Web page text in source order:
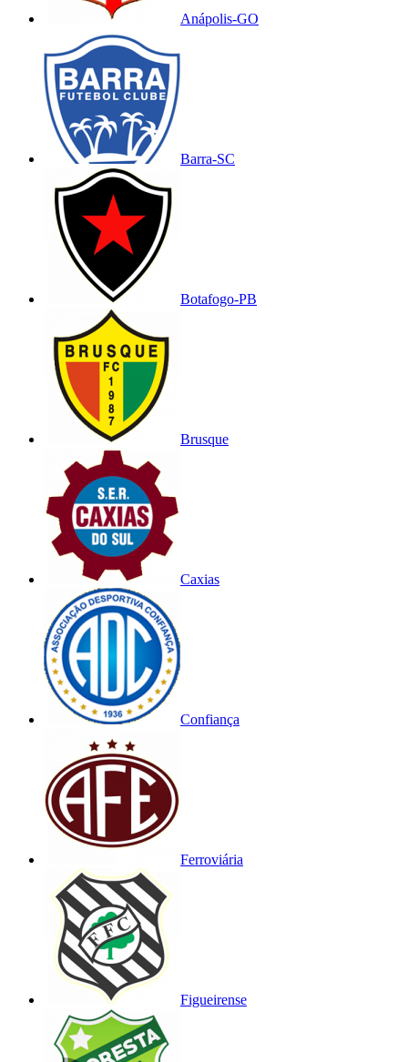
Anápolis-GO
Barra-SC
Botafogo-PB
Brusque
Caxias
Confiança
Ferroviária
Figueirense